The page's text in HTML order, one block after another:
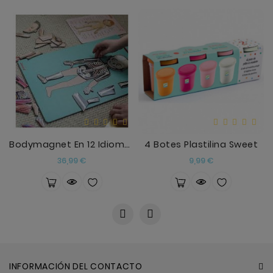
Bodymagnet En 12 Idiomas
36,99 €
4 Botes Plastilina Sweet
9,99 €Precio
INFORMACIÓN DEL CONTACTO